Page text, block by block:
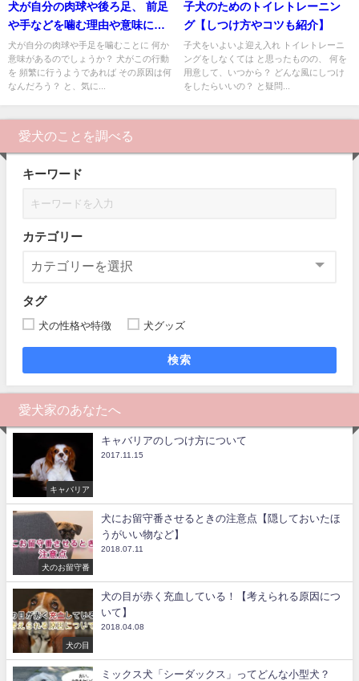
犬が自分の肉球や後ろ足、 前足
や手などを噛む理由や意味につ
いて。
犬が自分の肉球や手足を噛むことに 何か
意味があるのでしょうか？ 犬がこの行動
を 頻繁に行うようであれば その原因は何
なんだろう？ と、気に...
子犬のためのトイレトレーニン
グ【しつけ方やコツも紹介】
子犬をいよいよ迎え入れ トイレトレーニ
ングをしなくては と思ったものの、 何を
用意して、いつから？ どんな風にしつけ
をしたらいいの？ と疑問...
愛犬のことを調べる
キーワード
カテゴリー
タグ
犬の性格や特徴 犬グッズ
検索
愛犬家のあなたへ
キャバリア
キャバリアのしつけ方について
2017.11.15
犬のお留守番
犬にお留守番させるときの注意点【隠しておいたほ
うがいい物など】
2018.07.11
犬の目
犬の目が赤く充血している！【考えられる原因につ
いて】
2018.04.08
ミックス犬「シーダックス」ってどんな小型犬？